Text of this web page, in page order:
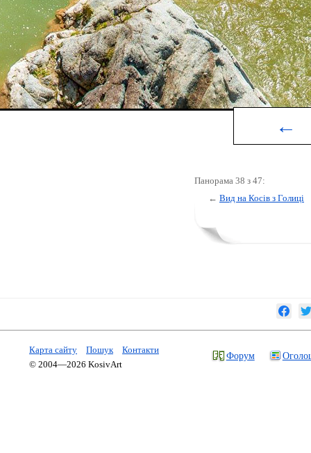
Панорама 38 з 47:
← Вид на Косів з Голиці
Карта сайту Пошук
Контакти
© 2004—2026 KosivArt
Форум